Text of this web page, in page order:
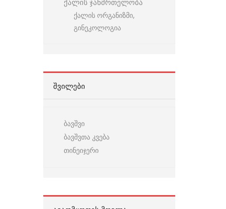
ქალის ჯანმრთელობა
ქალის ორგანიზმი,
გინეკოლოგია
ᲨᲕᲘᲚᲔᲑᲘ
ბავშვი
ბავშვთა კვება
თინეიჯერი